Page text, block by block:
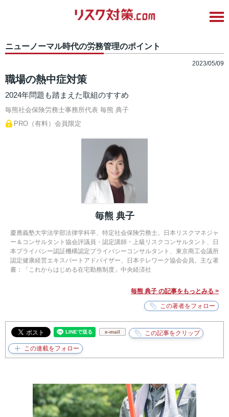
ニューノーマル時代の労務管理のポイント
2023/05/09
職場の熱中症対策
2024年問題も踏まえた取組のすすめ
毎熊社会保険労務士事務所代表 毎熊 典子
PRO（有料）会員限定
毎熊 典子
慶應義塾大学法学部法律学科卒、特定社会保険労務士。日本リスクマネジャ
ー＆コンサルタント協会評議員・認定講師・上級リスクコンサルタント、日
本プライバシー認証機構認定プライバシーコンサルタント、東京商工会議所
認定健康経営エキスパートアドバイザー、日本テレワーク協会会員。主な著
書：「これからはじめる在宅勤務制度」中央経済社
毎熊 典子 の記事をもっとみる >
e-mail